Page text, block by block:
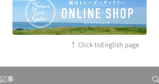
↑ Click toEnglish page
記事